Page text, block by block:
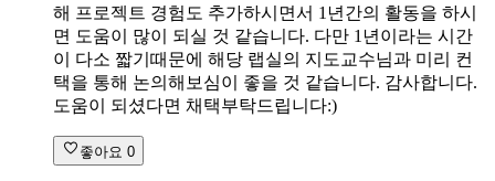
해 프로젝트 경험도 추가하시면서 1년간의 활동을 하시
면 도움이 많이 되실 것 같습니다. 다만 1년이라는 시간
이 다소 짧기때문에 해당 랩실의 지도교수님과 미리 컨
택을 통해 논의해보심이 좋을 것 같습니다. 감사합니다.
도움이 되셨다면 채택부탁드립니다:)
좋아요 0